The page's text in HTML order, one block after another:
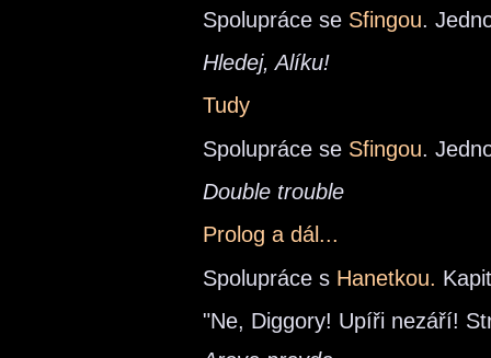
Spolupráce se Sfingou.
Hledej, Alíku!
Tudy
Spolupráce se Sfingou.
Double trouble
Prolog a dál...
Spolupráce s Hanetkou.
"Ne, Diggory! Upíři nezáří!